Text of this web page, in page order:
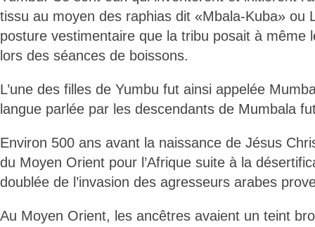
tissu au moyen des raphias dit «Mbala-Kuba» ou
posture vestimentaire que la tribu posait à même
lors des séances de boissons.
L’une des filles de Yumbu fut ainsi appelée
langue parlée par les descendants de Mumbala
Environ 500 ans avant la naissance de Jésus
du Moyen Orient pour l’Afrique suite à la
doublée de l’invasion des agresseurs arabes
Au Moyen Orient, les ancêtres avaient un teint